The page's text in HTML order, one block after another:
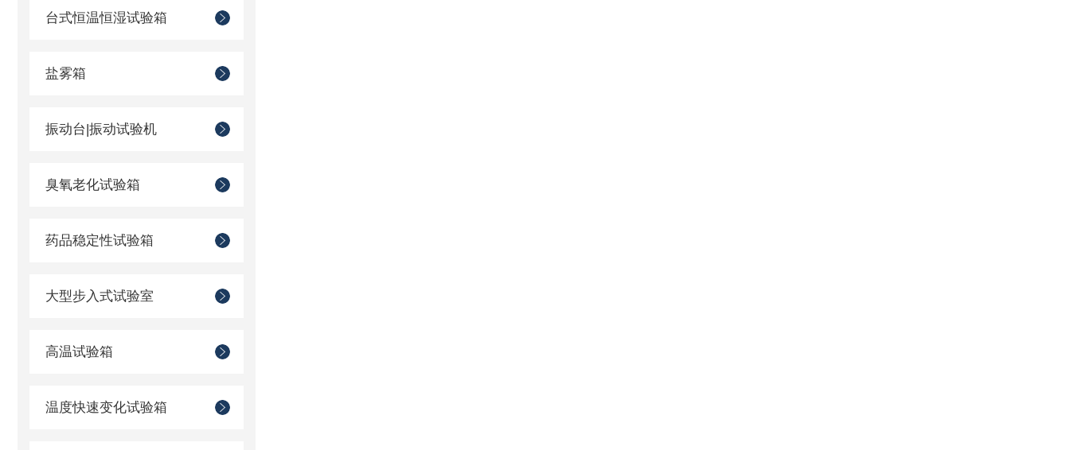
台式恒温恒湿试验箱
盐雾箱
振动台|振动试验机
臭氧老化试验箱
药品稳定性试验箱
大型步入式试验室
高温试验箱
温度快速变化试验箱